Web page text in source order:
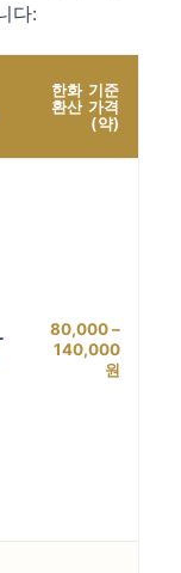
다:
한화 기준
환산 가격
(약)
80,000 –
140,000
원